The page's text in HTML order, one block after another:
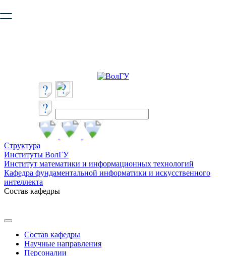
безопасную работу с сайтом. Пожалуйста
Структура
Институты ВолГУ
Институт математики и информационных технологий
Кафедра фундаментальной информатики и искусственного
интеллекта
Состав кафедры
Состав кафедры
Научные направления
Персоналии